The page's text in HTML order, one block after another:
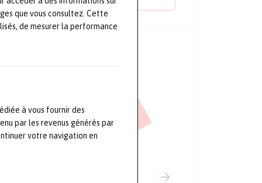
que vous consultez. Cette
de mesurer la performance
à vous fournir des
par les revenus générés par
votre navigation en